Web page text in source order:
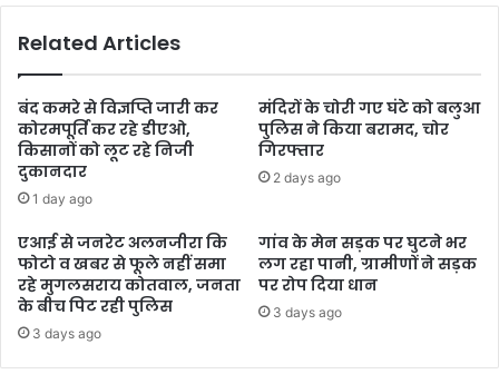
Related Articles
बंद कमरे से विज्ञप्ति जारी कर
कोरमपूर्ति कर रहे डीएओ,
किसानों को लूट रहे निजी
दुकानदार
1 day ago
मंदिरों के चोरी गए घंटे को बलुआ
पुलिस ने किया बरामद, चोर
गिरफ्तार
2 days ago
एआई से जनरेट अलनजीरा कि
फोटो व खबर से फूले नहीं समा
रहे मुगलसराय कोतवाल, जनता
के बीच पिट रही पुलिस
3 days ago
गांव के मेन सड़क पर घुटने भर
लग रहा पानी, ग्रामीणों ने सड़क
पर रोप दिया धान
3 days ago